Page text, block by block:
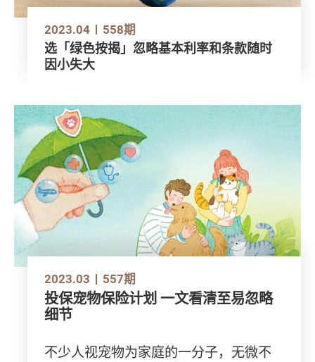
2023.04 558期
选「绿色按揭」忽略基本利率和条款随时
因小失大
2023.03 557期
投保宠物保险计划 一文看清至易忽略
细节
不少人视宠物为家庭的一分子，无微不